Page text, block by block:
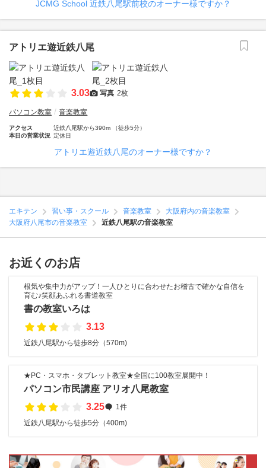
JCMG School 近鉄八尾駅前校のオーナー様ですか？
アトリエ遊近鉄八尾
3.03 写真 2枚
パソコン教室 音楽教室
アクセス
近鉄八尾駅から390m （徒歩5分）
本日の営業状況 定休日
アトリエ遊近鉄八尾のオーナー様ですか？
エキテン 習い事・スクール 音楽教室
大阪府内の音楽教室
大阪府八尾市の音楽教室
近鉄八尾駅の音楽教室
お近くのお店
根気や集中力がアップ！一人ひとりに合わせたお稽古で確かな自信を
育む♪笑顔あふれる書道教室
書の教室いろは
3.13
近鉄八尾駅から徒歩8分（570m)
★PC・スマホ・タブレット教室★全国に100教室展開中！
パソコン市民講座 アリオ八尾教室
3.25
1件
近鉄八尾駅から徒歩5分（400m)